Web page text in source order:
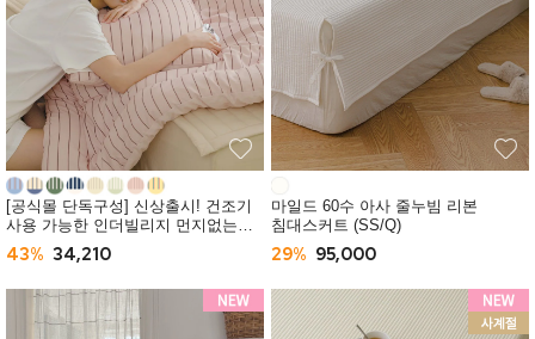
[공식몰 단독구성] 신상출시! 건조기
사용 가능한 인더빌리지 먼지없는
사계절 차렵이불 (SS/Q) -10컬러
43% 34,210
마일드 60수 아사 줄누빔 리본
침대스커트 (SS/Q)
29% 95,000